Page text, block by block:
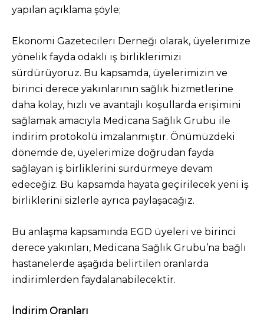
yapılan açıklama şöyle;
Ekonomi Gazetecileri Derneği olarak, üyelerimize
yönelik fayda odaklı iş birliklerimizi
sürdürüyoruz. Bu kapsamda, üyelerimizin ve
birinci derece yakınlarının sağlık hizmetlerine
daha kolay, hızlı ve avantajlı koşullarda erişimini
sağlamak amacıyla Medicana Sağlık Grubu ile
indirim protokolü imzalanmıştır. Önümüzdeki
dönemde de, üyelerimize doğrudan fayda
sağlayan iş birliklerini sürdürmeye devam
edeceğiz. Bu kapsamda hayata geçirilecek yeni iş
birliklerini sizlerle ayrıca paylaşacağız.
Bu anlaşma kapsamında EGD üyeleri ve birinci
derece yakınları, Medicana Sağlık Grubu’na bağlı
hastanelerde aşağıda belirtilen oranlarda
indirimlerden faydalanabilecektir.
İndirim Oranları